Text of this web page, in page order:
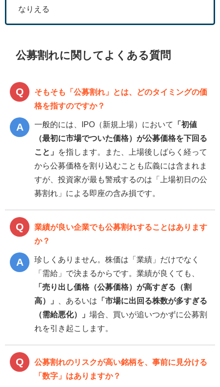
なりえる
公募割れに関してよくある質問
そもそも「公募割れ」とは、どのタイミングの価
格を指すのですか？
一般的には、IPO（新規上場）において
「初値
（最初に市場でついた価格）が公募価格を下回る
こと」
を指します。また、上場後しばらく経って
から公募価格を割り込むことも広義には含まれま
すが、投資家が最も警戒するのは「上場初日の公
募割れ」による即座の含み損です。
業績が良い企業でも公募割れすることはあります
か？
珍しくありません。株価は「業績」だけでなく
「需給」で決まるからです。業績が良くても、
「売り出し価格（公募価格）が高すぎる（割
高）」
、あるいは 「市場に出回る株数が多すぎる
（需給悪化）」 場合、買いが追いつかずに公募割
れを引き起こします。
公募割れのリスクが高い銘柄を、事前に見分ける
「数字」はありますか？